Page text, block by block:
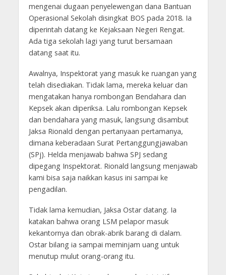
mengenai dugaan penyelewengan dana Bantuan
Operasional Sekolah disingkat BOS pada 2018. Ia
diperintah datang ke Kejaksaan Negeri Rengat.
Ada tiga sekolah lagi yang turut bersamaan
datang saat itu.
Awalnya, Inspektorat yang masuk ke ruangan yang
telah disediakan. Tidak lama, mereka keluar dan
mengatakan hanya rombongan Bendahara dan
Kepsek akan diperiksa. Lalu rombongan Kepsek
dan bendahara yang masuk, langsung disambut
Jaksa Rionald dengan pertanyaan pertamanya,
dimana keberadaan Surat Pertanggungjawaban
(SPj). Helda menjawab bahwa SPJ sedang
dipegang Inspektorat. Rionald langsung menjawab
kami bisa saja naikkan kasus ini sampai ke
pengadilan.
Tidak lama kemudian, Jaksa Ostar datang. Ia
katakan bahwa orang LSM pelapor masuk
kekantornya dan obrak-abrik barang di dalam.
Ostar bilang ia sampai meminjam uang untuk
menutup mulut orang-orang itu.